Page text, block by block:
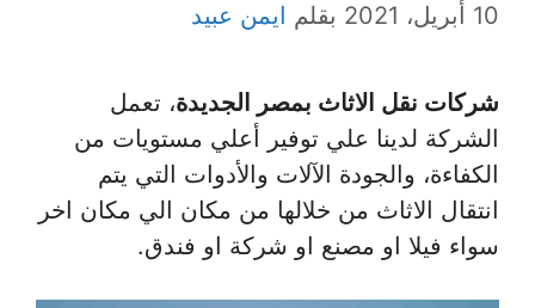
10 أبريل، 2021 بقلم ايمن عبيد
شركات نقل الاثاث بمصر الجديدة، تعمل
الشركة لدينا علي توفير أعلي مستويات من
الكفاءة، والجودة الآلات والأدوات التي يتم
انتقال الاثاث من خلالها من مكان الي مكان اخر
سواء فيلا او مصنع او شركة او فندق.